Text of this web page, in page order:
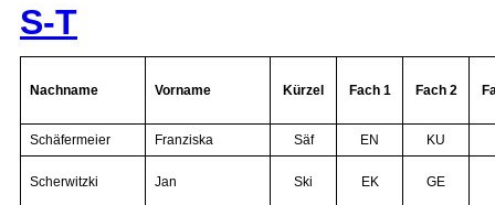
S-T
Nachname Vorname Kürzel Fach 1 Fach 2
Schäfermeier Franziska Säf EN KU
Scherwitzki Jan Ski EK GE